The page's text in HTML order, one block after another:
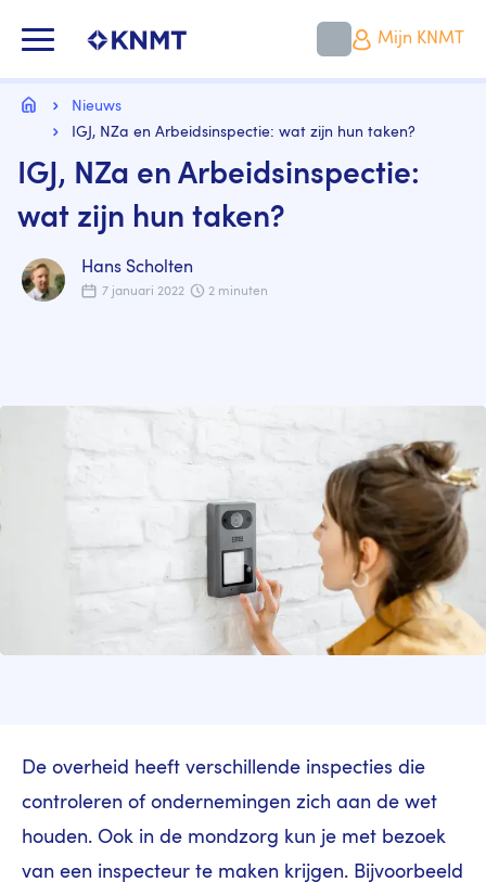
naar
gaan
Mijn KNMT
Kruimelpad
HomeNieuws
IGJ, NZa en Arbeidsinspectie: wat zijn hun taken?
IGJ, NZa en Arbeidsinspectie:
wat zijn hun taken?
Hans Scholten
7 januari 2022 2 minuten
De overheid heeft verschillende inspecties die
controleren of ondernemingen zich aan de wet
houden. Ook in de mondzorg kun je met bezoek
van een inspecteur te maken krijgen. Bijvoorbeeld